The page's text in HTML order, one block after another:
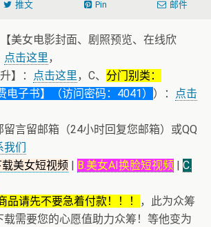
推文 Pin 邮件
美女电影封面、剧照预览、在线欣
点击这里，
】：
点击这里，C、 分门别类：
电子书】（访问密码：4041） ）：
点击
言留邮箱（24小时回复您邮箱）或QQ
我们
载美女短视频 | B.美女AI换脸短视频 | C.
品请先不要急着付款！！！
，此为众筹
需要您的心愿值助力众筹！等他变为